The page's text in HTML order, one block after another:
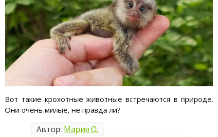
Вот такие крохотные животные встречаются в природе.
Они очень милые, не правда ли?
Автор: Мария О.